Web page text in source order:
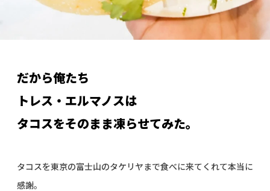
だから俺たち
トレス・エルマノスは
タコスをそのまま凍らせてみた。
タコスを東京の富士山のタケリヤまで食べに来てくれて本当に
感謝。